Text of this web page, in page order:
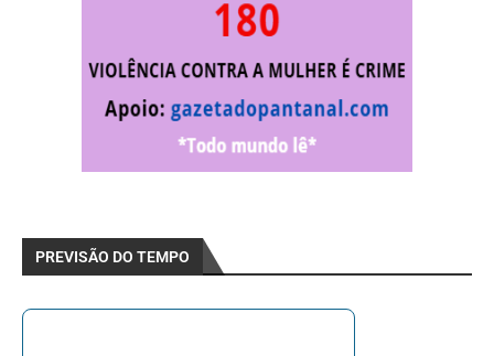
PREVISÃO DO TEMPO